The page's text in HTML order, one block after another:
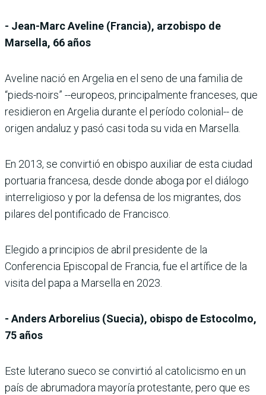
- Jean-Marc Aveline (Francia), arzobispo de
Marsella, 66 años
Aveline nació en Argelia en el seno de una familia de
“pieds-noirs” --europeos, principalmente franceses, que
residieron en Argelia durante el período colonial-- de
origen andaluz y pasó casi toda su vida en Marsella.
En 2013, se convirtió en obispo auxiliar de esta ciudad
portuaria francesa, desde donde aboga por el diálogo
interreligioso y por la defensa de los migrantes, dos
pilares del pontificado de Francisco.
Elegido a principios de abril presidente de la
Conferencia Episcopal de Francia, fue el artífice de la
visita del papa a Marsella en 2023.
- Anders Arborelius (Suecia), obispo de Estocolmo,
75 años
Este luterano sueco se convirtió al catolicismo en un
país de abrumadora mayoría protestante, pero que es